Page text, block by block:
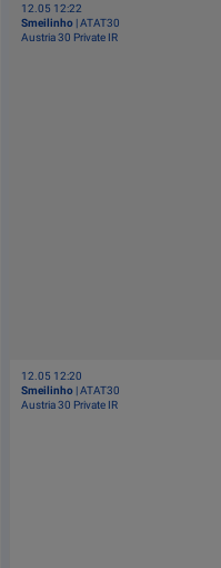
12.05 12:22
Smeilinho | ATAT30
Austria 30 Private IR
12.05 12:20
Smeilinho | ATAT30
Austria 30 Private IR